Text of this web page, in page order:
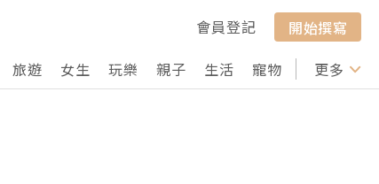
會員登記
開始撰寫
旅遊 女生 玩樂 親子 生活 寵物 行山 打卡
更多